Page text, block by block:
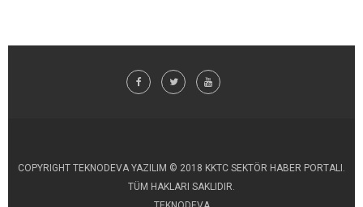
COPYRIGHT TEKNODEVA YAZILIM © 2018 KKTC SEKTÖR HABER PORTALI.
TÜM HAKLARI SAKLIDIR.